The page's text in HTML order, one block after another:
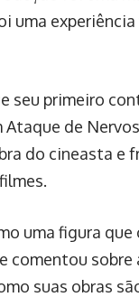
uma
seu primeiro
de
do cineasta e
uma figura
comentou
suas obras